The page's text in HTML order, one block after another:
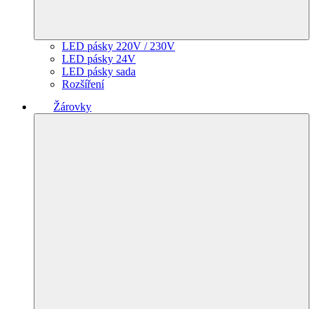
LED pásky 220V / 230V
LED pásky 24V
LED pásky sada
Rozšíření
Žárovky